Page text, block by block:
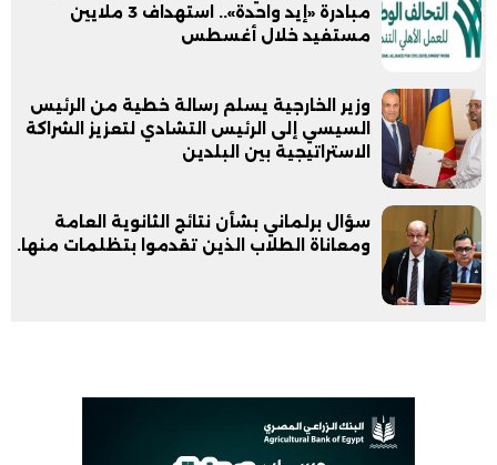
مبادرة «إيد واحدة».. استهداف 3 ملايين
مستفيد خلال أغسطس
وزير الخارجية يسلم رسالة خطية من الرئيس
السيسي إلى الرئيس التشادي لتعزيز الشراكة
الاستراتيجية بين البلدين
سؤال برلماني بشأن نتائج الثانوية العامة
ومعاناة الطلاب الذين تقدموا بتظلمات منها.